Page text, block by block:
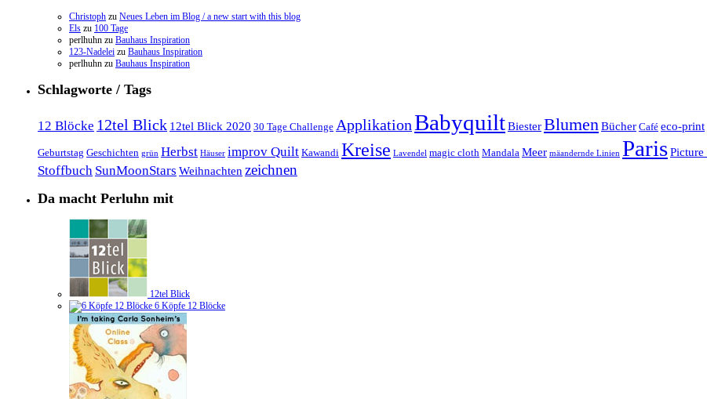
Christoph zu Neues Leben im Blog / a new start with this blog
Els zu 100 Tage
perlhuhn zu Bauhaus Inspiration
123-Nadelei zu Bauhaus Inspiration
perlhuhn zu Bauhaus Inspiration
Schlagworte / Tags
12 Blöcke 12tel Blick 12tel Blick 2020 30 Tage Challenge ApplikationBabyquiltBiesterBlumenBücher Café eco-print
Geburtstag Geschichten grün Herbst Häuser improv Quilt Kawandi Kreise Lavendel magic cloth Mandala Meer mäandernde Linien Paris
Stoffbuch SunMoonStars Weihnachten zeichnen
Da macht Perluhn mit
12tel Blick
6 Köpfe 12 Blöcke